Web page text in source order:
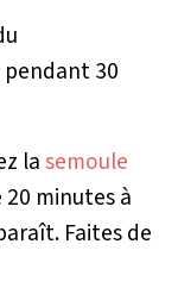
pendant 30
lasemoule
20 minutes à
Faites de